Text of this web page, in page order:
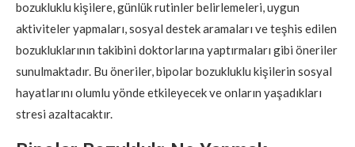
bozukluklu kişilere, günlük rutinler belirlemeleri, uygun
aktiviteler yapmaları, sosyal destek aramaları ve teşhis edilen
bozukluklarının takibini doktorlarına yaptırmaları gibi öneriler
sunulmaktadır. Bu öneriler, bipolar bozukluklu kişilerin sosyal
hayatlarını olumlu yönde etkileyecek ve onların yaşadıkları
stresi azaltacaktır.